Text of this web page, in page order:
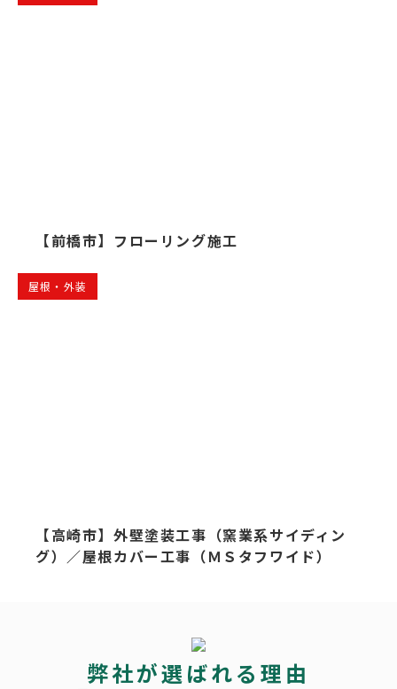
【前橋市】フローリング施工
屋根・外装
【高崎市】外壁塗装工事（窯業系サイディン
グ）／屋根カバー工事（ＭＳタフワイド）
弊社が選ばれる理由